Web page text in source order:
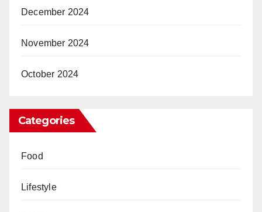
December 2024
November 2024
October 2024
Categories
Food
Lifestyle